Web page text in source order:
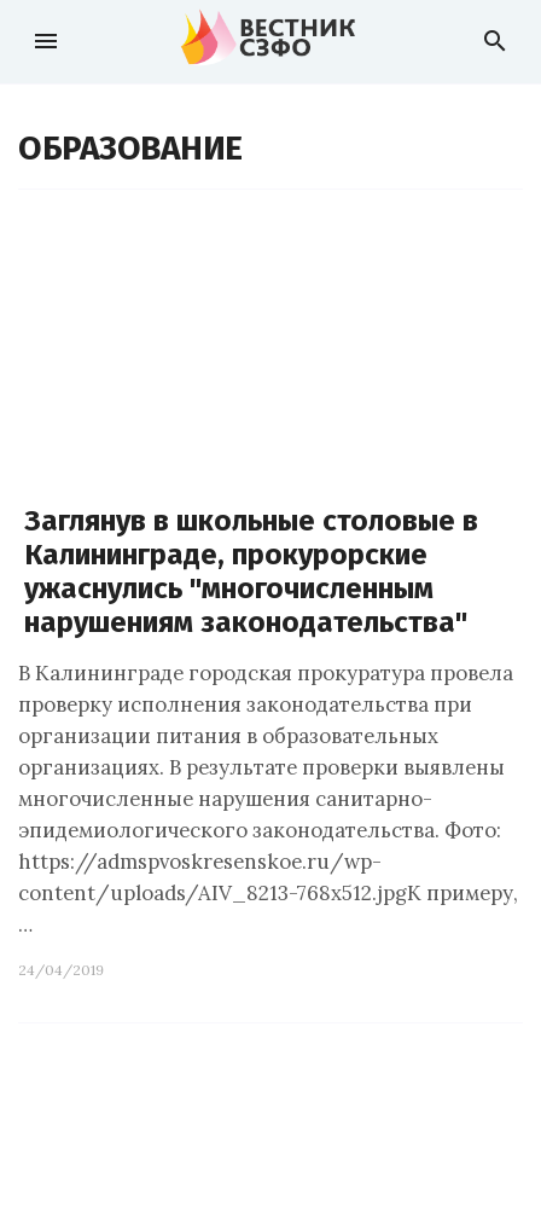
menu search
ОБРАЗОВАНИЕ
Заглянув в школьные столовые в
Калининграде, прокурорские
ужаснулись "многочисленным
нарушениям законодательства"
В Калининграде городская прокуратура провела
проверку исполнения законодательства при
организации питания в образовательных
организациях. В результате проверки выявлены
многочисленные нарушения санитарно-
эпидемиологического законодательства. Фото:
https://admspvoskresenskoe.ru/wp-
content/uploads/AIV_8213-768x512.jpgК примеру,
…
24/04/2019